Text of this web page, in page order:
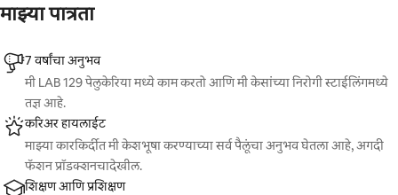
माझ्या पात्रता
7 वर्षांचा अनुभव
मी LAB 129 पेलुकेरिया मध्ये काम करतो आणि मी केसांच्या निरोगी स्टाईलिंगमध्ये
तज्ञ आहे.
करिअर हायलाईट
माझ्या कारकिर्दीत मी केशभूषा करण्याच्या सर्व पैलूंचा अनुभव घेतला आहे, अगदी
फॅशन प्रॉडक्शनचादेखील.
शिक्षण आणि प्रशिक्षण